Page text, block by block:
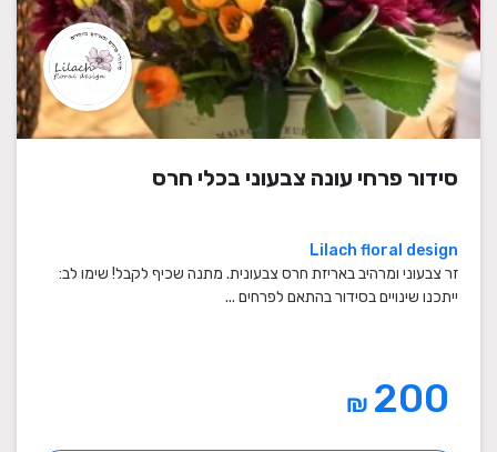
סידור פרחי עונה צבעוני בכלי חרס
Lilach floral design
זר צבעוני ומרהיב באריזת חרס צבעונית. מתנה שכיף לקבל! שימו לב:
ייתכנו שינויים בסידור בהתאם לפרחים ...
₪